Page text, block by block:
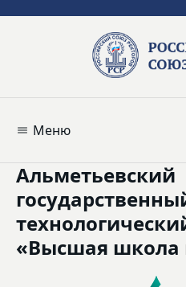
Меню
Альметьевский
«Высшая школа